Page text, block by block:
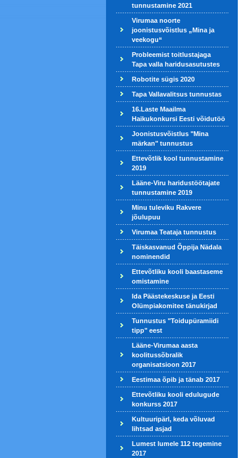
tunnustamine 2021
Virumaa noorte
joonistusvõistlus „Mina ja
veekogu“
Probleemist toitlustajaga
Tapa valla haridusasutustes
Robotite sügis 2020
Tapa Vallavalitsus tunnustas
16.Laste Maailma
Haikukonkursi Eesti võidutöö
Joonistusvõistlus "Mina
märkan" tunnustus
Ettevõtlik kool tunnustamine
2019
Lääne-Viru haridustöötajate
tunnustamine 2019
Minu tuleviku Rakvere
jõulupuu
Virumaa Teataja tunnustus
Täiskasvanud Õppija Nädala
nominendid
Ettevõtliku kooli baastaseme
omistamine
Ida Päästekeskuse ja Eesti
Olümpiakomitee tänukirjad
Tunnustus "Toidupüramiidi
tipp" eest
Lääne-Virumaa aasta
koolitussõbralik
organisatsioon 2017
Eestimaa õpib ja tänab 2017
Ettevõtliku kooli edulugude
konkurss 2017
Kultuuripärl, keda võluvad
lihtsad asjad
Lumest lumele 112 tegemine
2017